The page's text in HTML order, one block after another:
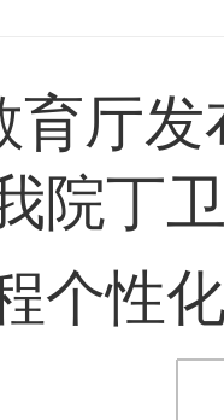
育厅
院丁
个性